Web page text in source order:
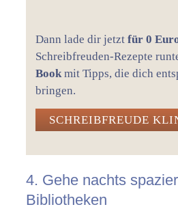
Dann lade dir jetzt für 0
Schreibfreuden-Rezepte
Book mit Tipps, die dich
bringen.
SCHREIBFREUDE
4. Gehe nachts
Bibliotheken